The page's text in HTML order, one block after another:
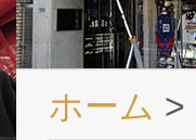
ホーム >